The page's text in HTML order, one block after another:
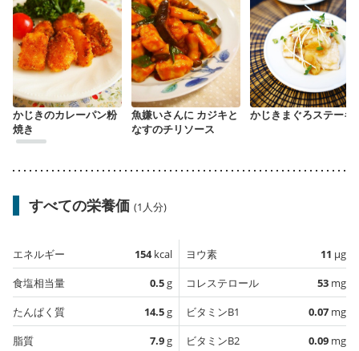
かじきのカレーパン粉
焼き
魚嫌いさんに カジキと
なすのチリソース
かじきまぐろステーキ
すべての栄養価 (1人分)
エネルギー 154kcal
食塩相当量
0.5g
たんぱく質
14.5g
脂質
7.9g
ヨウ素 11 µg
コレステロール
53 mg
ビタミンB1
0.07 mg
ビタミンB2
0.09 mg